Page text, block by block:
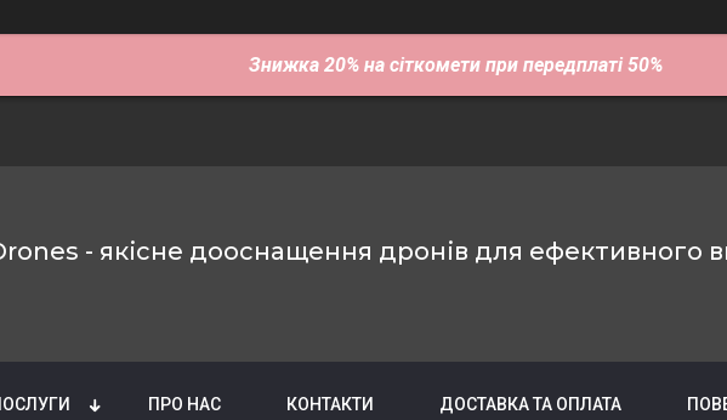
Знижка 20% на сіткомети при передплаті 50%
- якісне дооснащення дронів для ефективного
ПРО НАС КОНТАКТИ ДОСТАВКА ТА ОПЛАТА